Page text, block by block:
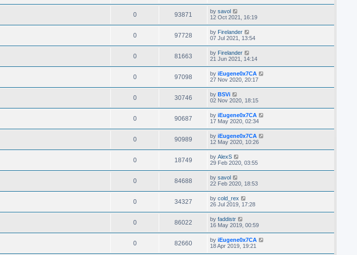
0 93871 by savol
12 Oct 2021, 16:19
0 97728 by Firelander
07 Jul 2021, 13:54
0 81663 by Firelander
21 Jun 2021, 14:14
0 97098 by iEugene0x7CA
27 Nov 2020, 20:17
0 30746 by BSVi
02 Nov 2020, 18:15
0 90687 by iEugene0x7CA
17 May 2020, 02:34
0 90989 by iEugene0x7CA
12 May 2020, 10:26
0 18749 by AlexS
29 Feb 2020, 03:55
0 84688 by savol
22 Feb 2020, 18:53
0 34327 by cold_rex
26 Jul 2019, 17:28
0 86022 by faddistr
16 May 2019, 00:59
0 82660 by iEugene0x7CA
18 Apr 2019, 19:21